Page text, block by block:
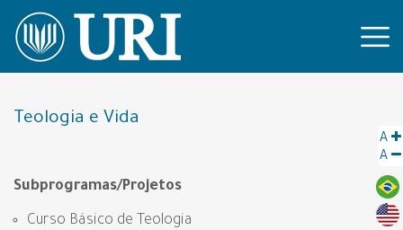
A
A
Teologia e Vida
Subprogramas/Projetos
Curso Básico de Teologia